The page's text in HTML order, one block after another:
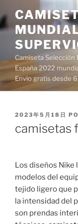
al
contenido
Camiseta Selección
España 2022
Envío gratis desde
PUBLICADO
2023年5月18日
camisetas
Los diseños Nike
modelos del
tejido ligero que
la intensidad del
son prendas